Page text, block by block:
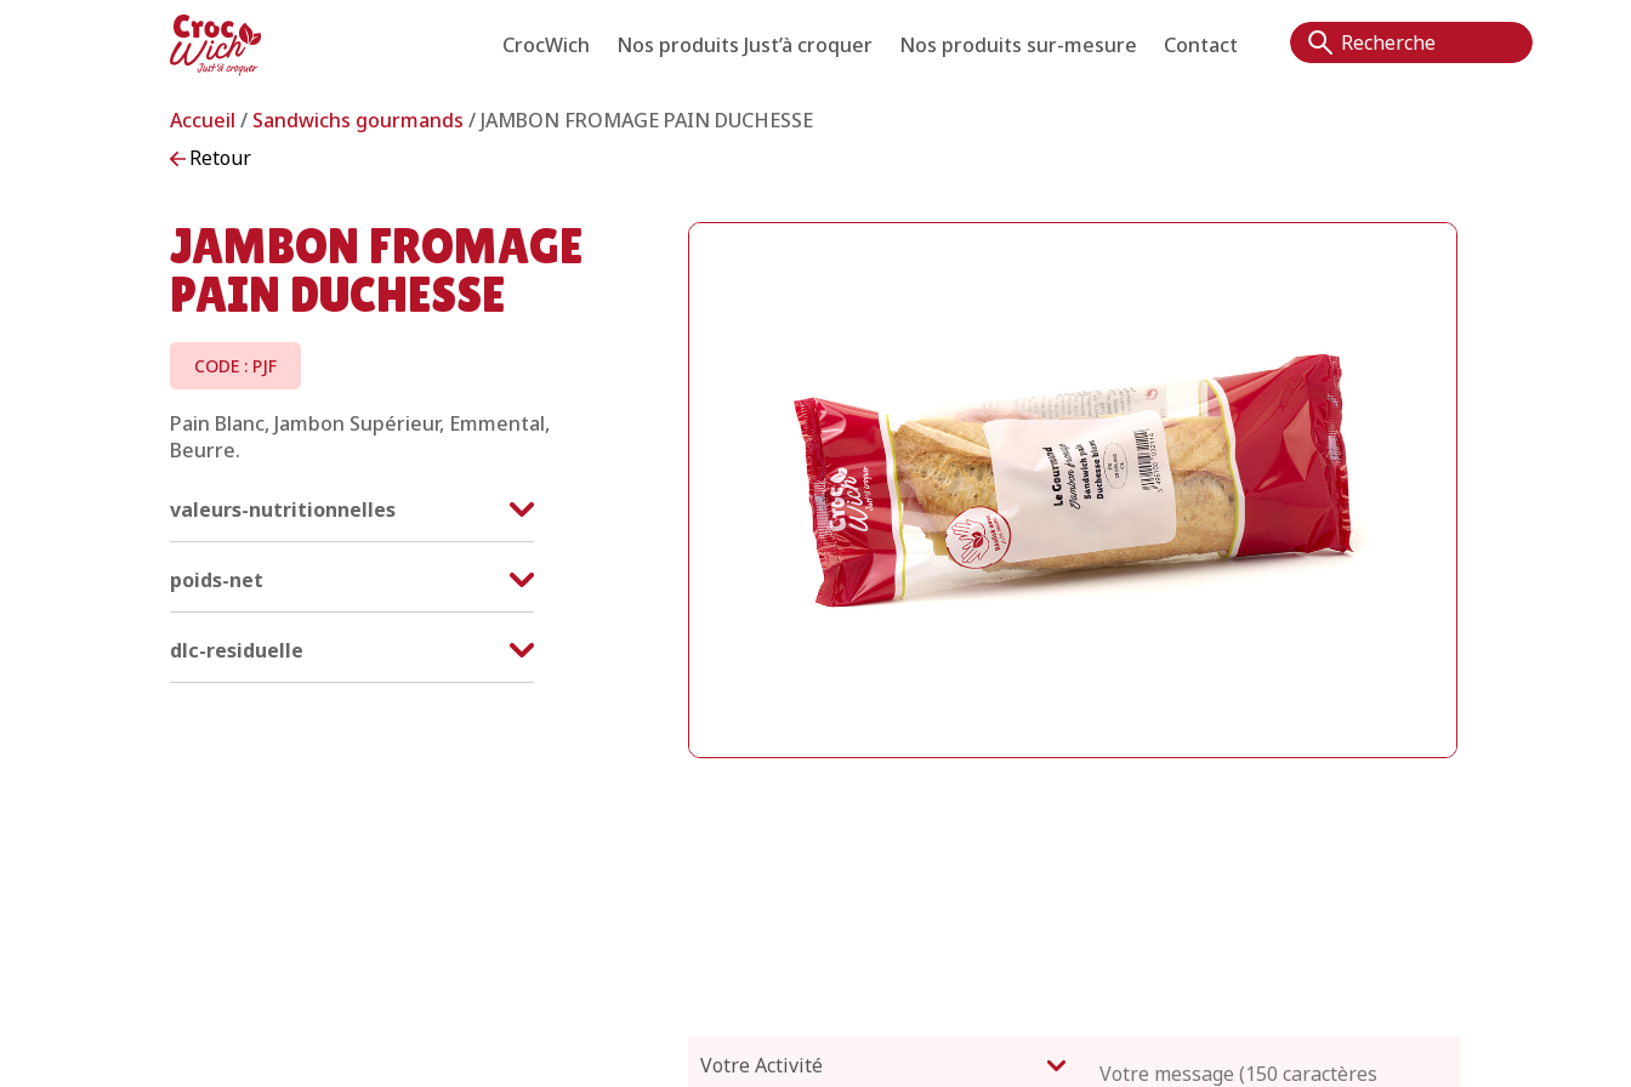
CrocWich Nos produits Just’à croquer Nos produits sur-mesure Contact
Accueil / Sandwichs gourmands / JAMBON FROMAGE PAIN DUCHESSE
Retour
JAMBON FROMAGE
PAIN DUCHESSE
CODE : PJF
Pain Blanc, Jambon Supérieur, Emmental,
Beurre.
valeurs-nutritionnelles
poids-net
dlc-residuelle